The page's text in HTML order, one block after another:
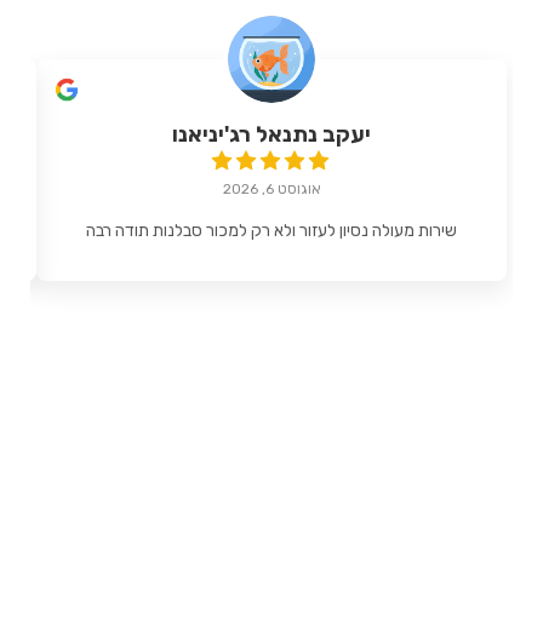
יעקב נתנאל רג'יניאנו
אוגוסט 6, 2026
שירות מעולה נסיון לעזור ולא רק למכור סבלנות תודה רבה